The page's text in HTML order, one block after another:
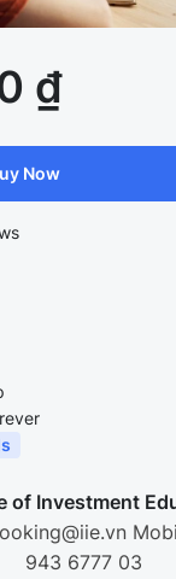
₫
Now
of Investment
943 6777 03